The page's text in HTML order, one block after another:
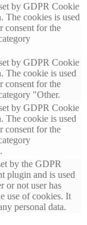
by GDPR Cookie
The cookies is used
consent for the
by GDPR Cookie
The cookie is used
consent for the
"Other.
by GDPR Cookie
The cookie is used
consent for the
by the GDPR
plugin and is used
or not user has
use of cookies. It
personal data.